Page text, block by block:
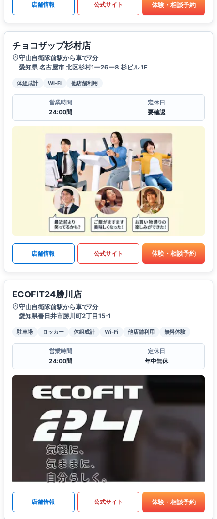
店舗情報 公式サイト 体験・相談予約
チョコザップ杉村店
守山自衛隊前駅から車で7分
愛知県 名古屋市 北区杉村1ー26ー8 杉ビル 1F
体組成計 Wi-Fi 他店舗利用
営業時間
24:00間
定休日
要確認
店舗情報 公式サイト 体験・相談予約
ECOFIT24勝川店
守山自衛隊前駅から車で7分
愛知県春日井市勝川町2丁目15-1
駐車場 ロッカー 体組成計 Wi-Fi 他店舗利用 無料体験
営業時間
24:00間
定休日
年中無休
店舗情報 公式サイト 体験・相談予約